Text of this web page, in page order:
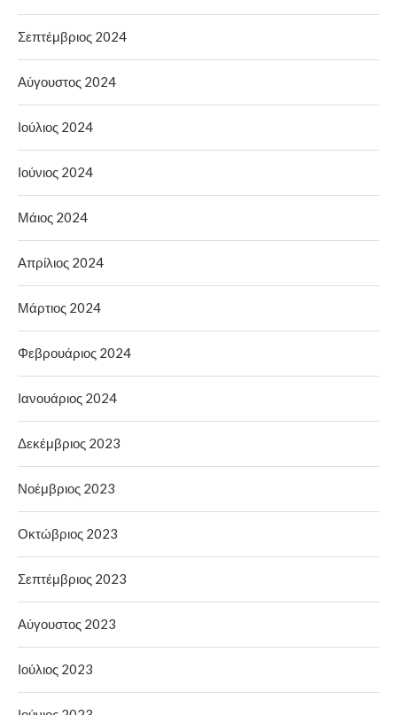
Σεπτέμβριος 2024
Αύγουστος 2024
Ιούλιος 2024
Ιούνιος 2024
Μάιος 2024
Απρίλιος 2024
Μάρτιος 2024
Φεβρουάριος 2024
Ιανουάριος 2024
Δεκέμβριος 2023
Νοέμβριος 2023
Οκτώβριος 2023
Σεπτέμβριος 2023
Αύγουστος 2023
Ιούλιος 2023